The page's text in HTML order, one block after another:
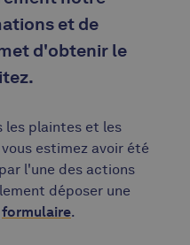
et de
d'obtenir le
les plaintes et les
estimez avoir été
l'une des actions
déposer une
formulaire.